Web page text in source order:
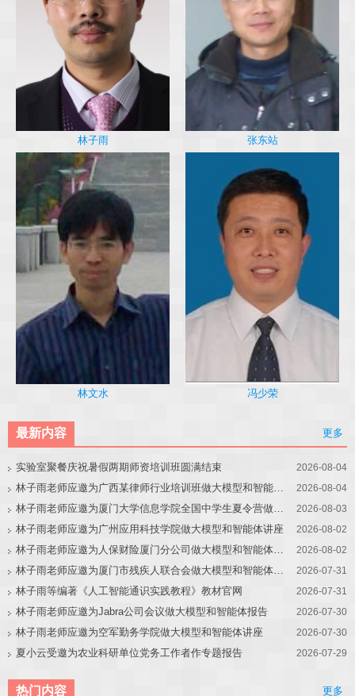
林子雨 张东站
林文水 冯少荣
最新内容 更多
实验室聚餐庆祝暑假两期师资培训班圆满结束 2026-08-04
林子雨老师应邀为广西某律师行业培训班做大模型和智能体讲座 2026-08-04
林子雨老师应邀为厦门大学信息学院全国中学生夏令营做大模型讲座 2026-08-03
林子雨老师应邀为广州应用科技学院做大模型和智能体讲座 2026-08-02
林子雨老师应邀为人保财险厦门分公司做大模型和智能体讲座 2026-08-02
林子雨老师应邀为厦门市残疾人联合会做大模型和智能体讲座 2026-07-31
林子雨等编著《人工智能通识实践教程》教材官网 2026-07-31
林子雨老师应邀为Jabra公司会议做大模型和智能体报告 2026-07-30
林子雨老师应邀为空军勤务学院做大模型和智能体讲座 2026-07-30
夏小云受邀为农业科研单位党务工作者作专题报告 2026-07-29
热门内容 更多